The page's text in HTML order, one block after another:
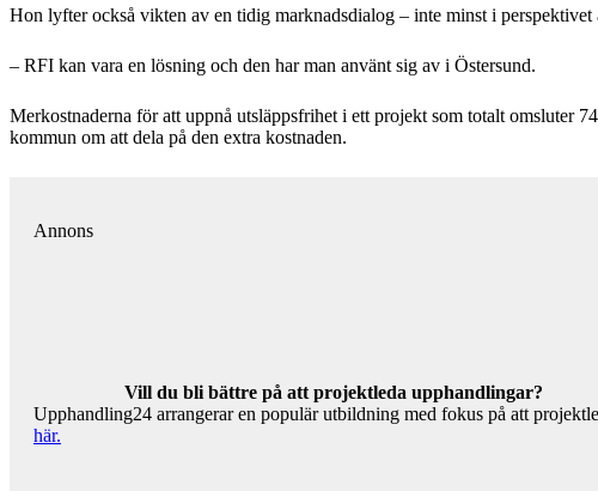
Hon lyfter också vikten av en tidig marknadsdialog – inte minst i perspektivet
– RFI kan vara en lösning och den har man använt sig av i Östersund.
Merkostnaderna för att uppnå utsläppsfrihet i ett projekt som totalt omsluter
kommun om att dela på den extra kostnaden.
Annons
Vill du bli bättre på att projektleda upphandlingar?
Upphandling24 arrangerar en populär utbildning med fokus på att
här.